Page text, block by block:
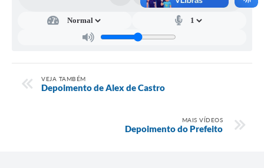
VEJA TAMBÉM
Depoimento de Alex de Castro
MAIS VÍDEOS
Depoimento do Prefeito